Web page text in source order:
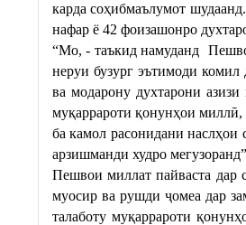
карда соҳибмаълумот
нафар ё 42 фоизашонро
“Мо, - таъкид намуданд
неруи бузург эътимоди
ва модарону духтарони
муқаррароти қонунҳои
ба камол расонидани
арзишманди худро
Пешвои миллат пайваста дар
муосир ва рушди ҷомеа дар
талаботу муқаррароти